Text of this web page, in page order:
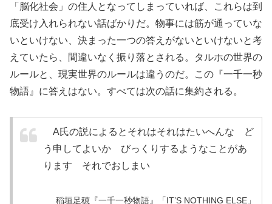
「脳化社会」の住人となってしまっていれば、これらは到
底受け入れられない話ばかりだ。物事には筋が通っていな
いといけない、決まった一つの答えがないといけないと考
えていたら、間違いなく振り落とされる。タルホの世界の
ルールと、現実世界のルールは違うのだ。この『一千一秒
物語』に答えはない。すべては次の話に集約される。
A氏の説によるとそれはそれはたいへんな ど
う申してよいか びっくりするようなことがあ
ります それでおしまい
稲垣足穂『一千一秒物語』「IT’S NOTHING ELSE」